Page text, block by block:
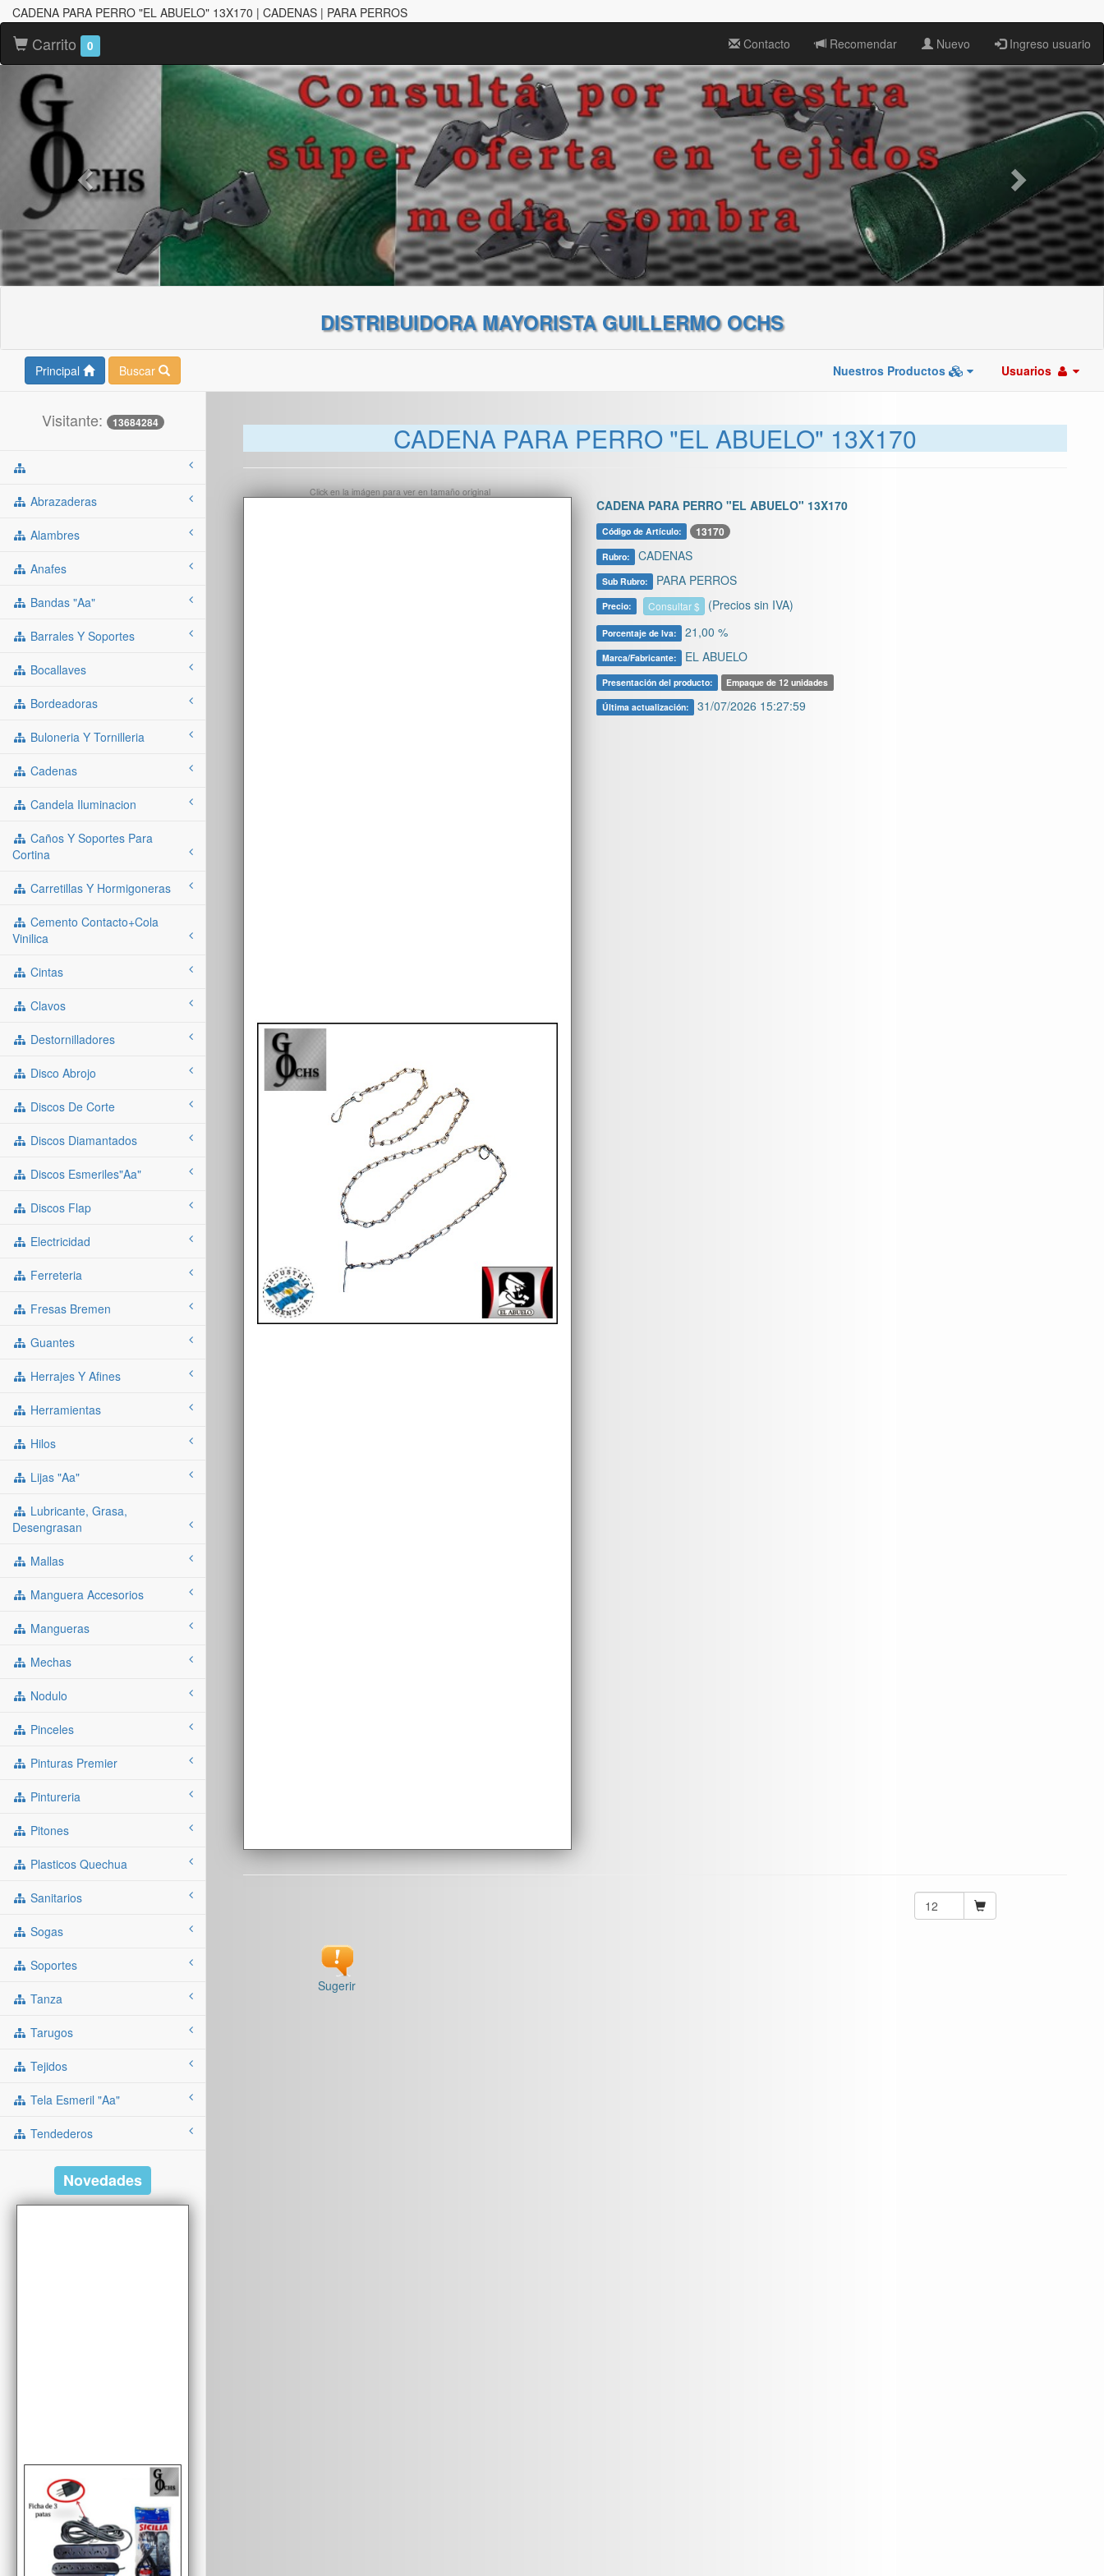
CADENA PARA PERRO "EL ABUELO" 13X170 | CADENAS | PARA PERROS
Carrito 0 Contacto Recomendar Nuevo Ingreso usuario
DISTRIBUIDORA MAYORISTA GUILLERMO OCHS
Principal Buscar Nuestros Productos Usuarios
Visitante: 13684284
Abrazaderas
Alambres
Anafes
Bandas "aa"
Barrales Y Soportes
Bocallaves
Bordeadoras
Buloneria Y Tornilleria
Cadenas
Candela Iluminacion
Caños Y Soportes Para
Cortina
Carretillas Y Hormigoneras
Cemento Contacto+cola
Vinilica
Cintas
Clavos
Destornilladores
Disco Abrojo
Discos De Corte
Discos Diamantados
Discos Esmeriles"aa"
Discos Flap
Electricidad
Ferreteria
Fresas Bremen
Guantes
Herrajes Y Afines
Herramientas
Hilos
Lijas "aa"
Lubricante, Grasa,
Desengrasan
Mallas
Manguera Accesorios
Mangueras
Mechas
Nodulo
Pinceles
Pinturas Premier
Pintureria
Pitones
Plasticos Quechua
Sanitarios
Sogas
Soportes
Tanza
Tarugos
Tejidos
Tela Esmeril "aa"
Tendederos
Novedades
CADENA PARA PERRO "EL ABUELO" 13X170
Click en la imágen para ver en tamaño original
CADENA PARA PERRO "EL ABUELO" 13X170
Código de Artículo: 13170
Rubro: CADENAS
Sub Rubro: PARA PERROS
Precio: Consultar $ (Precios sin IVA)
Porcentaje de Iva: 21,00 %
Marca/Fabricante: EL ABUELO
Presentación del producto:
Empaque de 12 unidades
Última actualización:
31/07/2026 15:27:59
Sugerir